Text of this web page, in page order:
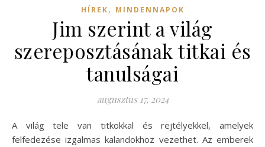
HÍREK, MINDENNAPOK
Jim szerint a világ
szereposztásának titkai és
tanulságai
augusztus 17, 2024
A világ tele van titkokkal és rejtélyekkel, amelyek
felfedezése izgalmas kalandokhoz vezethet. Az emberek